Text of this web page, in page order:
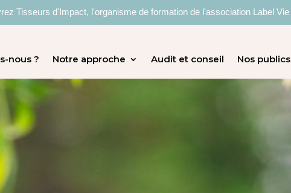
Tisseurs d'Impact, l'organisme de formation de l'association Label Vie
nous ? Notre approche Audit et conseil Nos publics